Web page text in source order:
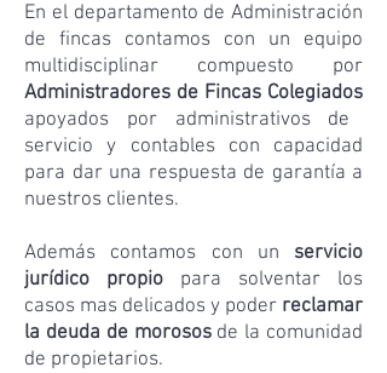
En el departamento de Administración
de fincas contamos con un equipo
multidisciplinar compuesto por
Administradores de Fincas Colegiados
apoyados por administrativos de
servicio y contables con capacidad
para dar una respuesta de garantía a
nuestros clientes.
Además contamos con un servicio
jurídico propio para solventar los
casos mas delicados y poder reclamar
la deuda de morosos de la comunidad
de propietarios.